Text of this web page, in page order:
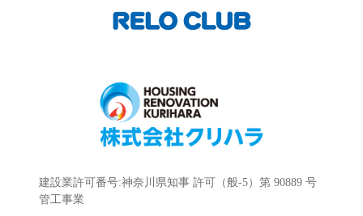
建設業許可番号:神奈川県知事 許可（般-5）第 90889 号
管工事業